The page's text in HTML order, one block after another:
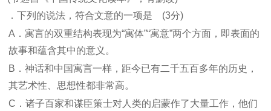
．下列的说法，符合文意的一项是 (3分)
A．寓言的双重结构表现为“寓体”“寓意”两个方面，即表面的
故事和蕴含其中的意义。
B．神话和中国寓言一样，距今已有二千五百多年的历史，
其艺术性、思想性都非常高。
C．诸子百家和谋臣策士对人类的启蒙作了大量工作，他们